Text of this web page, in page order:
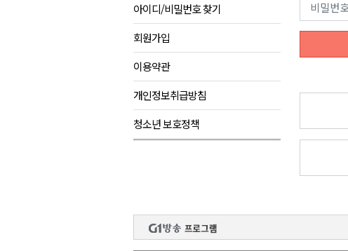
도-시군 첫 간담회..우상호 "하나된 공동
이 대통령, 사북·납북귀환어부 국가폭력
여름축제 더위와 전쟁..물놀이 접목
강원도, 최휘영 문체부장관과 정책간담회
이광재 국회 예결위원장, 강릉시 초청 특
검찰청 폐지..해결 과제 산적
강원자치도교육청 교감급 이상 387명
아이디/비밀번호 찾기
회원가입
이용약관
개인정보취급방침
청소년 보호정책